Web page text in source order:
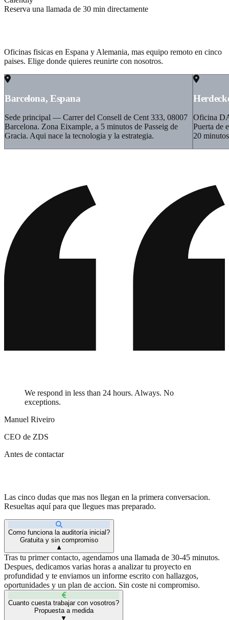
Reserva una llamada de 30 min directamente
Oficinas fisicas en Espana y Alemania, mas equipo remoto en cinco
paises. Elige donde quieres reunirte con nosotros.
Barcelona, Espana
Sede principal — Carrer del Consell de Cent 333, 08007
Barcelona. Zona Eixample, a 5 minutos de Passeig de
Gracia. Aqui nace la tecnologia y la estrategia.
Oficina
Puerta de
20
We respond in less than 24 hours. Always. No
exceptions.
Manuel Riveiro
CEO de ZDS
Antes de contactar
Las cinco dudas que mas nos llegan en la primera conversacion.
Resueltas aquí para que llegues mas preparado.
Como funciona la auditoría inicial?
Gratuita y sin compromiso
▼
Tras tu primer contacto, agendamos una llamada de 30-45 minutos.
Despues, dedicamos varias horas a analizar tu proyecto en
profundidad y te enviamos un informe escrito con hallazgos,
oportunidades y un plan de accion. Sin coste ni compromiso.
Cuanto cuesta trabajar con vosotros?
Propuesta a medida
▼